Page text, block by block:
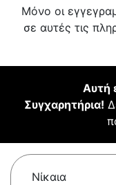
Μόνο οι
σε αυτές τις
Αυτή
Συγχαρητήρια!
Νίκαια